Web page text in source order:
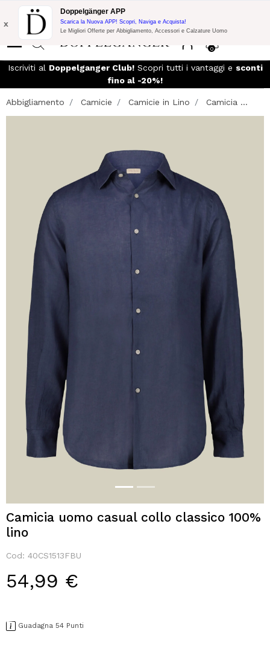
Promo Flash:
10% di Extra Sconto su 300€ di Acquisto con codice:
DOPPEL300
0
x
Doppelgänger APP
Scarica la Nuova APP! Scopri, Naviga e Acquista!
Le Migliori Offerte per Abbigliamento, Accessori e Calzature Uomo
Iscriviti al Doppelganger Club!Scopri tutti i vantaggi e sconti
fino al -20%!
Abbigliamento Camicie Camicie in Lino Camicia ...
Camicia uomo casual collo classico 100%
lino
Cod: 40CS1513FBU
54,99 €
Guadagna 54 Punti